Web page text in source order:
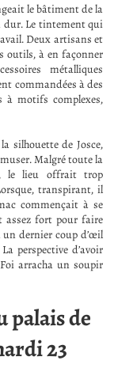
le bâtiment de la
dur. Le tintement qui
Deux artisans et
outils, à en façonner
métalliques
commandées à des
à motifs complexes,
silhouette de Josce,
Malgré toute la
le lieu offrait trop
transpirant, il
commençait à se
assez fort pour faire
dernier coup d’œil
perspective d’avoir
arracha un soupir
palais de
23